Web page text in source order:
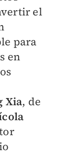
el
para
en
Xia, de